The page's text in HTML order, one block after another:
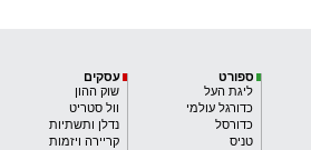
ספורט
ליגת העל
כדורגל עולמי
כדורסל
טניס
עסקים
שוק ההון
וול סטריט
נדלן ותשתיות
קריירה ויזמות